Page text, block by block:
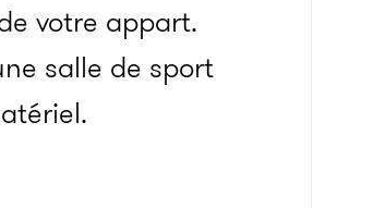
votre appart.
salle de sport